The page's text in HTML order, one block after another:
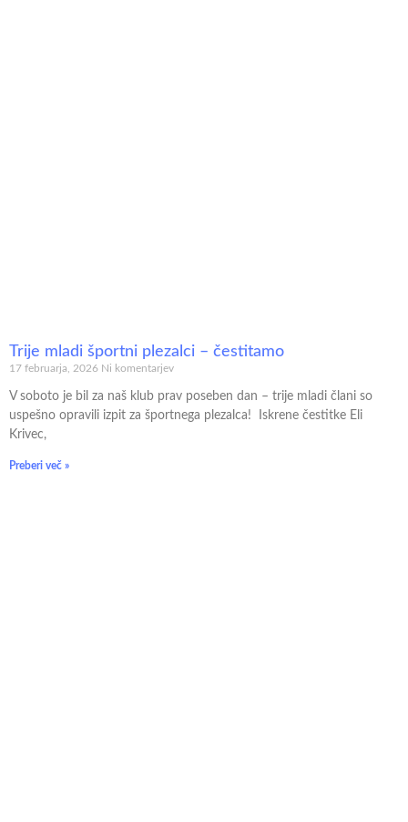
Trije mladi športni plezalci – čestitamo
17 februarja, 2026 Ni komentarjev
V soboto je bil za naš klub prav poseben dan – trije mladi člani so
uspešno opravili izpit za športnega plezalca! Iskrene čestitke Eli
Krivec,
Preberi več »